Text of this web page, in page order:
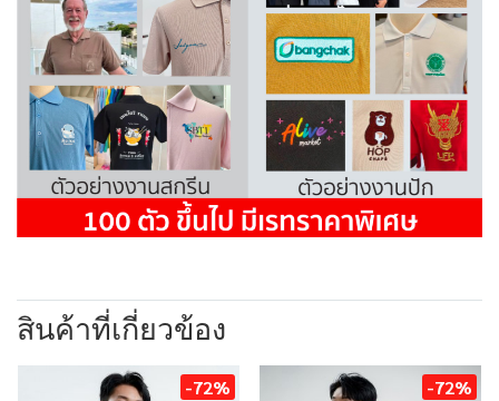
สินค้าที่เกี่ยวข้อง
-72% -72%